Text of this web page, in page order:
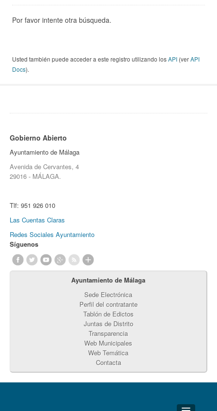
Por favor intente otra búsqueda.
Usted también puede acceder a este registro utilizando losAPI (verAPI
Docs).
Gobierno Abierto
Ayuntamiento de Málaga
Avenida de Cervantes, 4
29016 - MÁLAGA.
Tlf: 951 926 010
Las Cuentas Claras
Redes Sociales Ayuntamiento
Síguenos
Ayuntamiento de Málaga
Sede Electrónica
Perfil del contratante
Tablón de Edictos
Juntas de Distrito
Transparencia
Web Municipales
Web Temática
Contacta